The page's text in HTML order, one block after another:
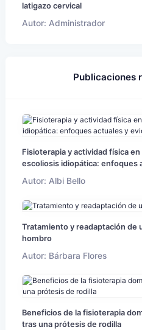
latigazo cervical
Autor: Administrador
Publicaciones
Fisioterapia y actividad física
escoliosis idiopática: enfoques
Autor: Albi Bello
Tratamiento y readaptación de
hombro
Autor: Bárbara Flores
Beneficios de la fisioterapia
tras una prótesis de rodilla